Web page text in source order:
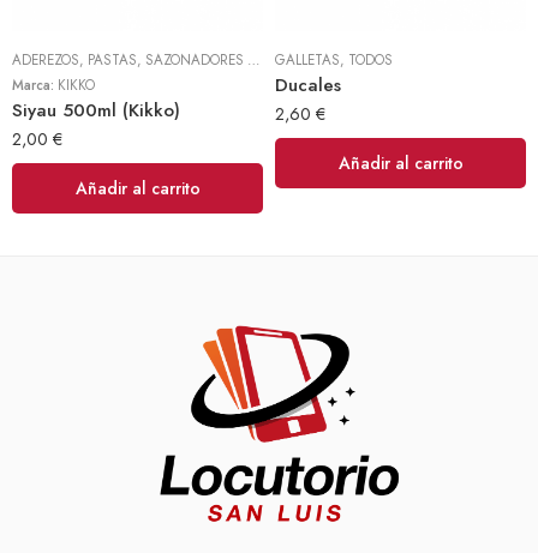
ADEREZOS, PASTAS, SAZONADORES Y CONDIMENTOS ,TODOS
Marca: KIKKO
Siyau 500ml (Kikko)
2,00 €
Añadir al carrito
GALLETAS, TODOS
Ducales
2,60 €
Añadir al carrito